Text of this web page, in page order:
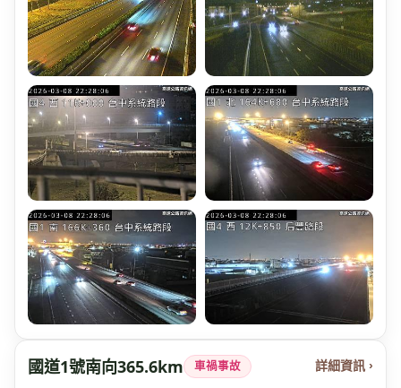
國道1號南向365.6km 車禍事故 詳細資訊 ›